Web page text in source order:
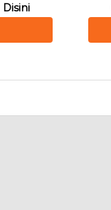
Disini